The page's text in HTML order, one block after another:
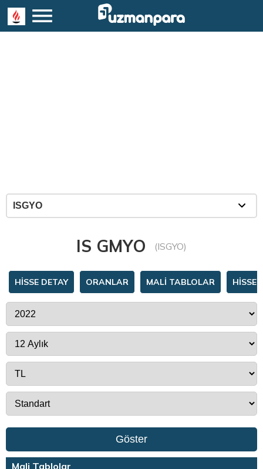
IS GMYO (ISGYO)
HİSSE DETAY ORANLAR MALİ TABLOLAR HİSSE
Göster
Mali Tablolar